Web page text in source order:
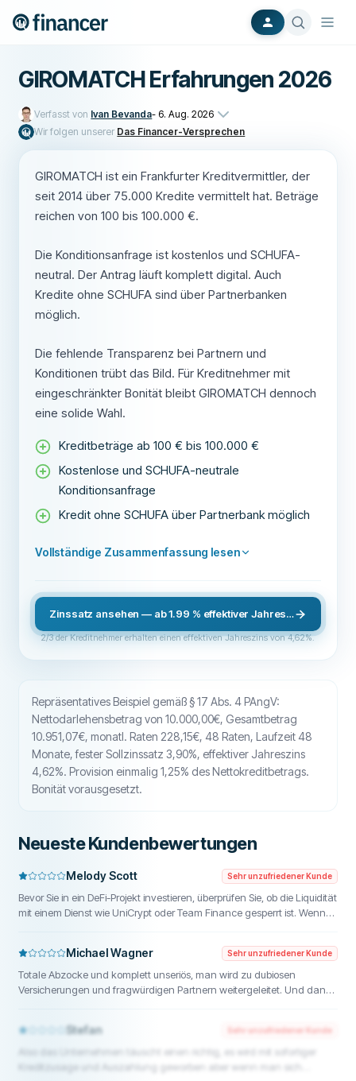
GIROMATCH Erfahrungen 2026
Verfasst von Ivan Bevanda- 6. Aug. 2026
Wir folgen unserer Das Financer-Versprechen
GIROMATCH ist ein Frankfurter Kreditvermittler, der
seit 2014 über 75.000 Kredite vermittelt hat. Beträge
reichen von 100 bis 100.000 €.
Die Konditionsanfrage ist kostenlos und SCHUFA-
neutral. Der Antrag läuft komplett digital. Auch
Kredite ohne SCHUFA sind über Partnerbanken
möglich.
Die fehlende Transparenz bei Partnern und
Konditionen trübt das Bild. Für Kreditnehmer mit
eingeschränkter Bonität bleibt GIROMATCH dennoch
eine solide Wahl.
Kreditbeträge ab 100 € bis 100.000 €
Kostenlose und SCHUFA-neutrale
Konditionsanfrage
Kredit ohne SCHUFA über Partnerbank möglich
Vollständige Zusammenfassung lesen
Zinssatz ansehen — ab 1.99 % effektiver Jahreszins
2/3 der Kreditnehmer erhalten einen effektiven Jahreszins von 4,62%.
Repräsentatives Beispiel gemäß § 17 Abs. 4 PAngV:
Nettodarlehensbetrag von 10.000,00€, Gesamtbetrag
10.951,07€, monatl. Raten 228,15€, 48 Raten, Laufzeit 48
Monate, fester Sollzinssatz 3,90%, effektiver Jahreszins
4,62%. Provision einmalig 1,25% des Nettokreditbetrags.
Bonität vorausgesetzt.
Neueste Kundenbewertungen
Melody Scott Sehr unzufriedener Kunde
Bevor Sie in ein DeFi-Projekt investieren, überprüfen Sie, ob die Liquidität
mit einem Dienst wie UniCrypt oder Team Finance gesperrt ist. Wenn
geraubt, weil ich es nicht überprüft habe. FundsRetriever hat die
gestohlenen Gelder über Brücken hinweg verfolgt und mein Geld
zurückgeholt. Wenn Sie Opfer eines Rug Pulls geworden sind, geben
Telegram FUNDSRETRIEVER.
Michael Wagner Sehr unzufriedener Kunde
Totale Abzocke und komplett unseriös, man wird zu dubiosen
Versicherungen und fragwürdigen Partnern weitergeleitet. Und dann
Stefan Sehr unzufriedener Kunde
Also das Unternehmen täuscht einen richtig, es wird mit sofortiger
Kreditzusage und Auszahlung geworben aber wenn man sich